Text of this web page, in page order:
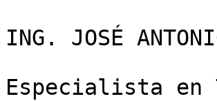
ING. JOSÉ
Especialista en